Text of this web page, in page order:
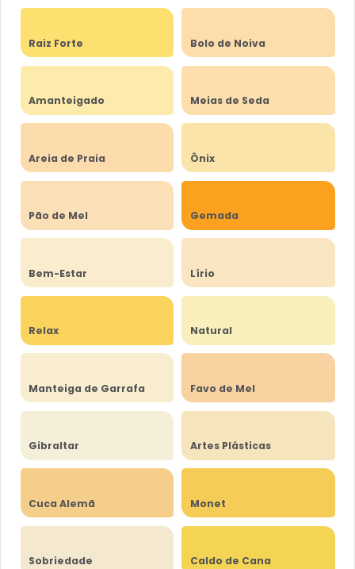
Raiz Forte Bolo de Noiva
Amanteigado Meias de Seda
Areia de Praia Ônix
Pão de Mel Gemada
Bem-Estar Lírio
Relax Natural
Manteiga de Garrafa Favo de Mel
Gibraltar Artes Plásticas
Cuca Alemã Monet
Sobriedade Caldo de Cana